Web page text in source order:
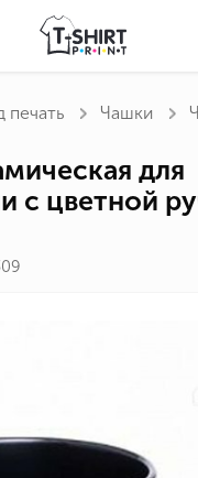
Чашки
для
с цветной